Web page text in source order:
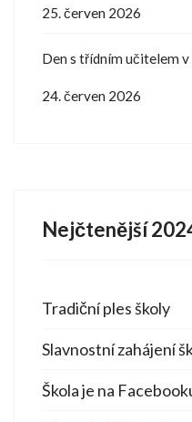
25. červen 2026
Den s třídním učitelem
24. červen 2026
Nejčtenější
Tradiční ples školy
Slavnostní zahájení
Škola je na